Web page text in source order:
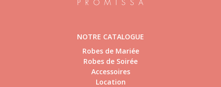
NOTRE CATALOGUE
Robes de Mariée
Robes de Soirée
Accessoires
Location